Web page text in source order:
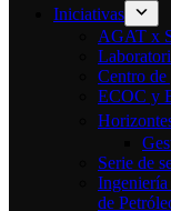
Iniciativas
AGAT x
Centro de
ECOC y
Serie de
Ingeniería
de